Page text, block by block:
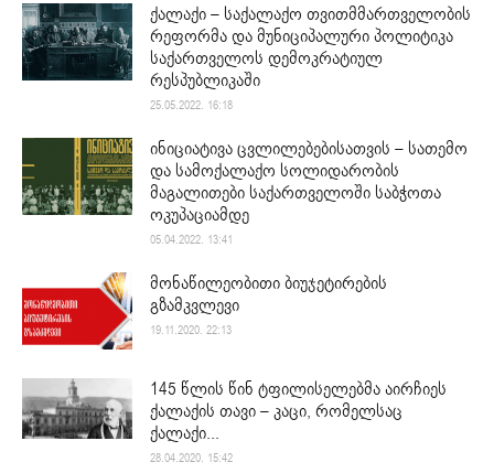
ქალაქი – საქალაქო თვითმმართველობის
რეფორმა და მუნიციპალური პოლიტიკა
საქართველოს დემოკრატიულ
რესპუბლიკაში
25.05.2022. 16:18
ინიციატივა ცვლილებებისათვის – სათემო
და სამოქალაქო სოლიდარობის
მაგალითები საქართველოში საბჭოთა
ოკუპაციამდე
05.04.2022. 13:41
მონაწილეობითი ბიუჯეტირების
გზამკვლევი
19.11.2020. 22:13
145 წლის წინ ტფილისელებმა აირჩიეს
ქალაქის თავი – კაცი, რომელსაც
ქალაქი...
28.04.2020. 15:42